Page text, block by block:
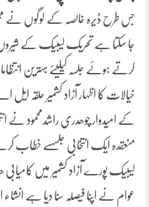
جس طرح ڈیرہ خالصہ کے لوگوں نے
جا سکتا ہے تحریک لیبیک کے
کرتے ہوئے جلسہ کیلیئے بہترین
کے امیدوار چوھدری راشدمحمود نے
منعقدہ ایک انتخابی جلسہسے خطاب
لیبیک پورے آزاد کشمیر میں